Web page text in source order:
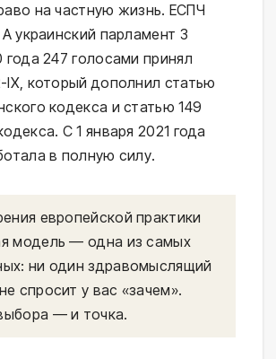
на частную жизнь. ЕСПЧ
украинский парламент 3
года 247 голосами принял
который дополнил статью
кодекса и статью 149
С 1 января 2021 года
в полную силу.
европейской практики
модель — одна из самых
ни один здравомыслящий
спросит у вас «зачем».
— и точка.